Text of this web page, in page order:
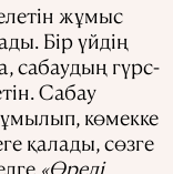
жұмыс
Бір үйдің
сабаудың гүрс-
Сабау
көмекке
қалады, сөзге
«Өрелі